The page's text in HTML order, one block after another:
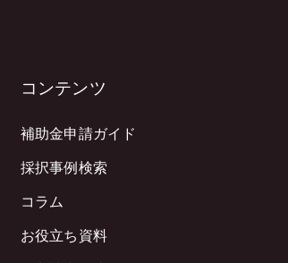
コンテンツ
補助金申請ガイド
採択事例検索
コラム
お役立ち資料